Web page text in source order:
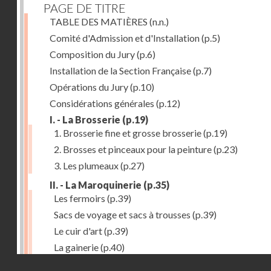
PAGE DE TITRE
TABLE DES MATIÈRES (n.n.)
Comité d'Admission et d'Installation(p.5)
Composition du Jury(p.6)
Installation de la Section Française(p.7)
Opérations du Jury(p.10)
Considérations générales (p.12)
I. - La Brosserie (p.19)
1. Brosserie fine et grosse brosserie(p.19)
2. Brosses et pinceaux pour la peinture(p.23)
3. Les plumeaux(p.27)
II. - La Maroquinerie (p.35)
Les fermoirs (p.39)
Sacs de voyage et sacs à trousses (p.39)
Le cuir d'art(p.39)
La gainerie(p.40)